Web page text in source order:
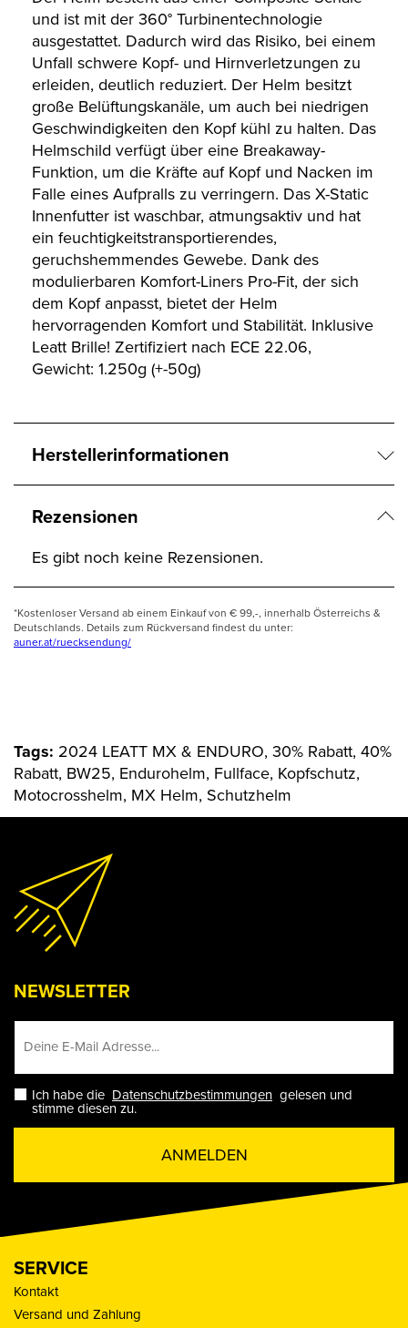
und ist mit der 360° Turbinentechnologie
ausgestattet. Dadurch wird das Risiko, bei einem
Unfall schwere Kopf- und Hirnverletzungen zu
erleiden, deutlich reduziert. Der Helm besitzt
große Belüftungskanäle, um auch bei niedrigen
Geschwindigkeiten den Kopf kühl zu halten. Das
Helmschild verfügt über eine Breakaway-
Funktion, um die Kräfte auf Kopf und Nacken im
Falle eines Aufpralls zu verringern. Das X-Static
Innenfutter ist waschbar, atmungsaktiv und hat
ein feuchtigkeitstransportierendes,
geruchshemmendes Gewebe. Dank des
modulierbaren Komfort-Liners Pro-Fit, der sich
dem Kopf anpasst, bietet der Helm
hervorragenden Komfort und Stabilität. Inklusive
Leatt Brille! Zertifiziert nach ECE 22.06,
Gewicht: 1.250g (+-50g)
Herstellerinformationen
Rezensionen
Es gibt noch keine Rezensionen.
*Kostenloser Versand ab einem Einkauf von € 99,-, innerhalb Österreichs &
Deutschlands. Details zum Rückversand findest du unter:
auner.at/ruecksendung/
Tags: 2024 LEATT MX & ENDURO, 30% Rabatt, 40%
Rabatt, BW25, Endurohelm, Fullface, Kopfschutz,
Motocrosshelm, MX Helm, Schutzhelm
NEWSLETTER
Ich habe die Datenschutzbestimmungen gelesen und
stimme diesen zu.
ANMELDEN
SERVICE
Kontakt
Versand und Zahlung